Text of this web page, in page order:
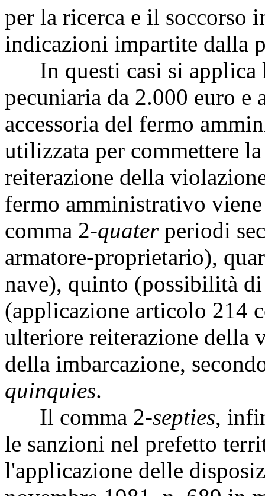
per la ricerca e il soccorso
indicazioni impartite dalla
In questi casi si applica
pecuniaria da 2.000 euro e
accessoria del fermo
utilizzata per commettere
reiterazione della
fermo amministrativo
comma 2-quaterperiodi
armatore-proprietario),
nave), quinto (possibilità
(applicazione articolo 214
ulteriore reiterazione della
della imbarcazione,
quinquies.
Il comma 2-septies,
le sanzioni nel prefetto
l'applicazione delle